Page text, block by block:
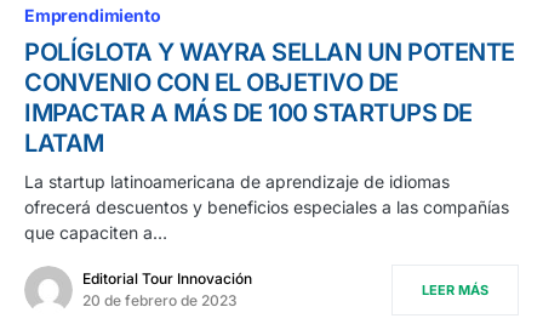
Emprendimiento
POLÍGLOTA Y WAYRA SELLAN UN POTENTE
CONVENIO CON EL OBJETIVO DE
IMPACTAR A MÁS DE 100 STARTUPS DE
LATAM
La startup latinoamericana de aprendizaje de idiomas
ofrecerá descuentos y beneficios especiales a las compañías
que capaciten a…
Editorial Tour Innovación
20 de febrero de 2023
LEER MÁS